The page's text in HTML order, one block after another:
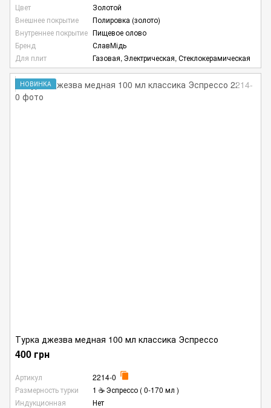
Цвет
Золотой
Внешнее покрытие
Полировка (золото)
Внутреннее покрытие Пищевое олово
Бренд
СлавМідь
Для плит
Газовая, Электрическая, Стеклокерамическая
НОВИНКА
Турка джезва медная 100 мл классика Эспрессо
400 грн
Артикул
2214-0
Размерность турки
1 ☕ Эспрессо ( 0-170 мл )
Индукционная
Нет